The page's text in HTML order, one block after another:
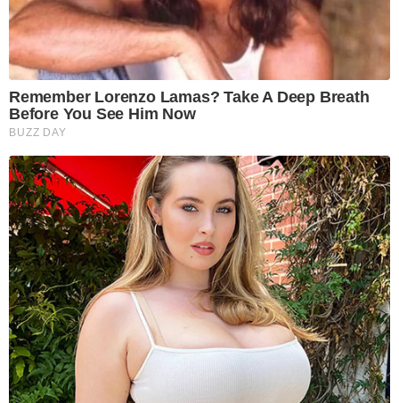
Remember Lorenzo Lamas? Take A Deep Breath
Before You See Him Now
BUZZ DAY